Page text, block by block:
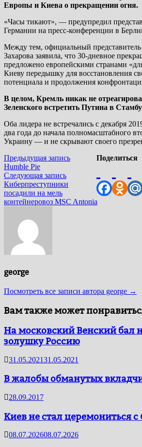
Европы и Киева о прекращении огня.
«Часы тикают», — предупредил
Германии на пресс-конференции в
Между тем, официальный
Захарова заявила, что 30-дневное
предложено европейскими странами
Киеву передышку для восстановления
потенциала и продолжения
В целом, Кремль никак не
Зеленского встретить Путина в
Оба лидера не встречались с декабря
два года до начала полномасштабного
Украину — и не скрывают своего
Поделиться
Навигация
по
записям
Предыдущая записьПредыдущая
Humble Pie
Следующая записьСледующая
запись:
Киберпреступники
посадили на мель
контейнеровоз MSC Antonia
george
Посмотреть все записи автора george →
Вам также может
На московский Венский бал
золушку Россию
31.05.202131.05.2021
В жалобы обманутых
28.09.2017
Киев не стал церемониться с
08.07.202608.07.2026